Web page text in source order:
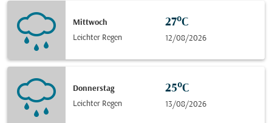
Mittwoch
Leichter Regen
27°C
12/08/2026
Donnerstag
Leichter Regen
25°C
13/08/2026